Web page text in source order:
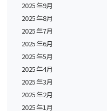
2025年9月
2025年8月
2025年7月
2025年6月
2025年5月
2025年4月
2025年3月
2025年2月
2025年1月